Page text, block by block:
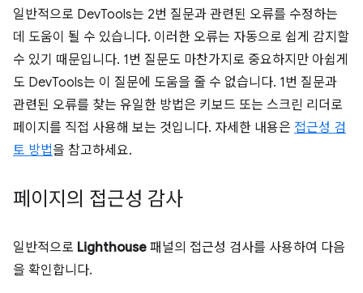
일반적으로 DevTools는 2번 질문과 관련된 오류를 수정하는
데 도움이 될 수 있습니다. 이러한 오류는 자동으로 쉽게 감지할
수 있기 때문입니다. 1번 질문도 마찬가지로 중요하지만 아쉽게
도 DevTools는 이 질문에 도움을 줄 수 없습니다. 1번 질문과
관련된 오류를 찾는 유일한 방법은 키보드 또는 스크린 리더로
페이지를 직접 사용해 보는 것입니다. 자세한 내용은 접근성 검
토 방법을 참고하세요.
페이지의 접근성 감사
일반적으로 Lighthouse 패널의 접근성 검사를 사용하여 다음
을 확인합니다.